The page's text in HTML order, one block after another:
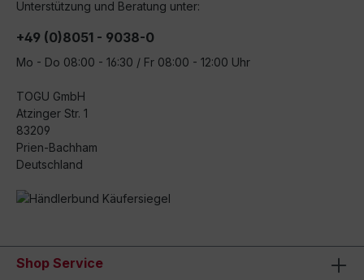
Unterstützung und Beratung unter:
+49 (0)8051 - 9038-0
Mo - Do 08:00 - 16:30 / Fr 08:00 - 12:00 Uhr
TOGU GmbH
Atzinger Str. 1
83209
Prien-Bachham
Deutschland
Shop Service